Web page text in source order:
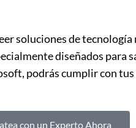
soluciones de
diseñados para
podrás cumplir con
con un Experto Ahora